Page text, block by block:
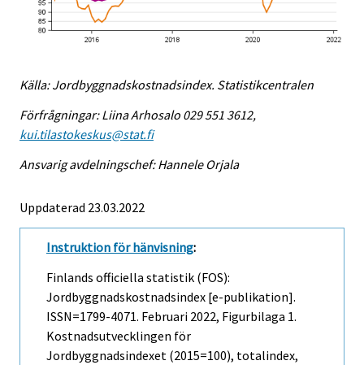
Källa: Jordbyggnadskostnadsindex. Statistikcentralen
Förfrågningar: Liina Arhosalo 029 551 3612,
kui.tilastokeskus@stat.fi
Ansvarig avdelningschef: Hannele Orjala
Uppdaterad 23.03.2022
Instruktion för hänvisning:
Finlands officiella statistik (FOS):
Jordbyggnadskostnadsindex [e-publikation].
ISSN=1799-4071. Februari 2022, Figurbilaga 1.
Kostnadsutvecklingen för
Jordbyggnadsindexet (2015=100), totalindex,